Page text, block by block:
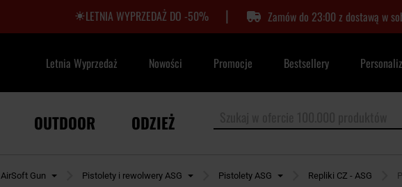
LETNIA WYPRZEDAŻ DO -50% | Zamów do 23:00 z dostawą w
Letnia Wyprzedaż Nowości Promocje Bestsellery
OUTDOOR ODZIEŻ
AirSoft Gun Pistolety i rewolwery ASG Pistolety ASG Repliki CZ - ASG